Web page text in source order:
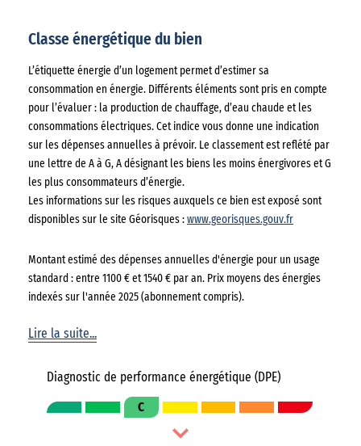
Classe énergétique du bien
L’étiquette énergie d’un logement permet d’estimer sa
consommation en énergie. Différents éléments sont pris en compte
pour l’évaluer : la production de chauffage, d’eau chaude et les
consommations électriques. Cet indice vous donne une indication
sur les dépenses annuelles à prévoir. Le classement est reflété par
une lettre de A à G, A désignant les biens les moins énergivores et G
les plus consommateurs d’énergie.
Les informations sur les risques auxquels ce bien est exposé sont
disponibles sur le site Géorisques : www.georisques.gouv.fr
Montant estimé des dépenses annuelles d'énergie pour un usage
standard : entre 1100 € et 1540 € par an. Prix moyens des énergies
indexés sur l'année 2025 (abonnement compris).
Lire la suite...
Diagnostic de performance énergétique (DPE)
C